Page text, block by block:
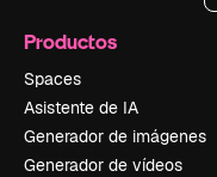
Productos
Spaces
Asistente de IA
Generador de imágenes
Generador de vídeos